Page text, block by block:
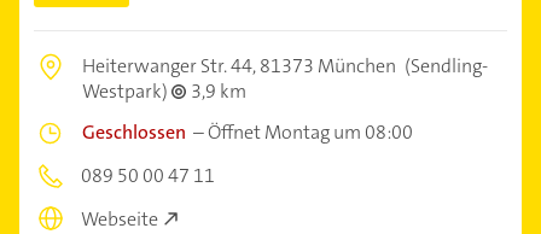
Heiterwanger Str. 44,81373 München (Sendling-
Westpark)
3,9 km
Geschlossen –Öffnet Montag um 08:00
089 50 00 47 11
Webseite